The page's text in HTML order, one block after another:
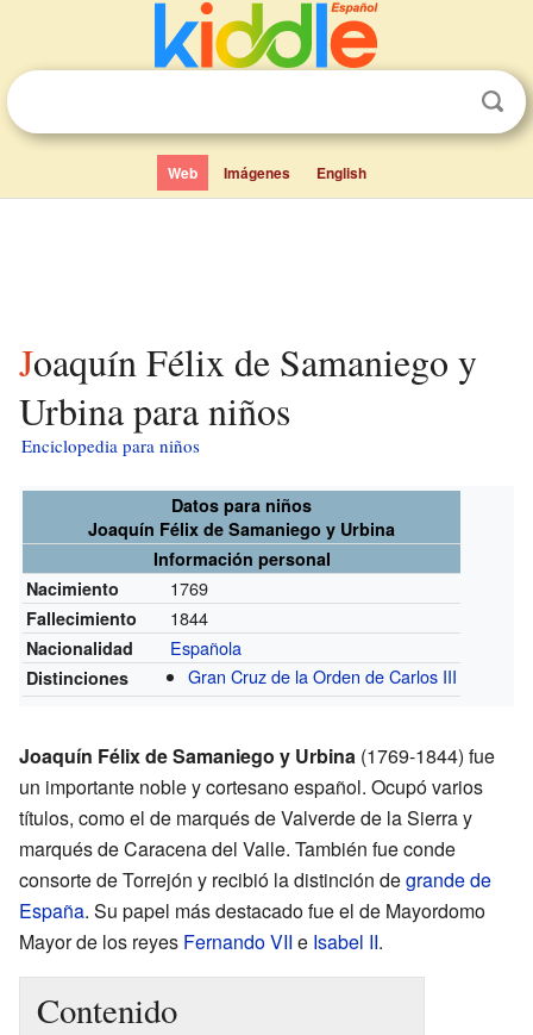
Web Imágenes English
Joaquín Félix de Samaniego y
Urbina para niños
Enciclopedia para niños
Datos para niños
Joaquín Félix de Samaniego y Urbina
Información personal
Nacimiento
1769
Fallecimiento 1844
Nacionalidad Española
Distinciones Gran Cruz de la Orden de Carlos III
Joaquín Félix de Samaniego y Urbina (1769-1844) fue
un importante noble y cortesano español. Ocupó varios
títulos, como el de marqués de Valverde de la Sierra y
marqués de Caracena del Valle. También fue conde
consorte de Torrejón y recibió la distinción degrande de
España. Su papel más destacado fue el de Mayordomo
Mayor de los reyes Fernando VII e Isabel II.
Contenido